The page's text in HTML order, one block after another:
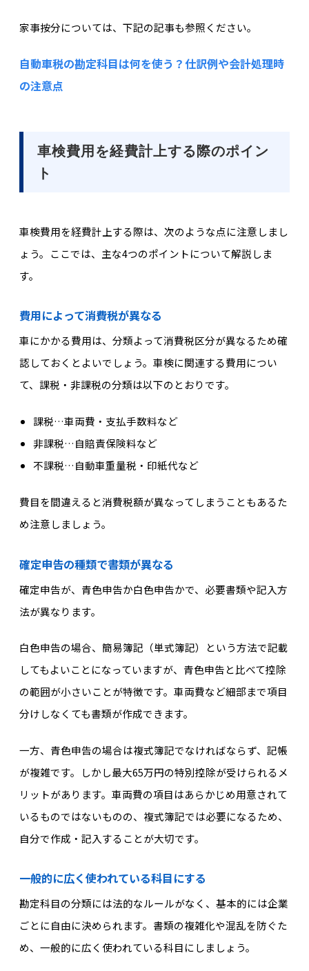
家事按分については、下記の記事も参照ください。
自動車税の勘定科目は何を使う？仕訳例や会計処理時
の注意点
車検費用を経費計上する際のポイン
ト
車検費用を経費計上する際は、次のような点に注意しまし
ょう。ここでは、主な4つのポイントについて解説しま
す。
費用によって消費税が異なる
車にかかる費用は、分類よって消費税区分が異なるため確
認しておくとよいでしょう。車検に関連する費用につい
て、課税・非課税の分類は以下のとおりです。
課税…車両費・支払手数料など
非課税…自賠責保険料など
不課税…自動車重量税・印紙代など
費目を間違えると消費税額が異なってしまうこともあるた
め注意しましょう。
確定申告の種類で書類が異なる
確定申告が、青色申告か白色申告かで、必要書類や記入方
法が異なります。
白色申告の場合、簡易簿記（単式簿記）という方法で記載
してもよいことになっていますが、青色申告と比べて控除
の範囲が小さいことが特徴です。車両費など細部まで項目
分けしなくても書類が作成できます。
一方、青色申告の場合は複式簿記でなければならず、記帳
が複雑です。しかし最大65万円の特別控除が受けられるメ
リットがあります。車両費の項目はあらかじめ用意されて
いるものではないものの、複式簿記では必要になるため、
自分で作成・記入することが大切です。
一般的に広く使われている科目にする
勘定科目の分類には法的なルールがなく、基本的には企業
ごとに自由に決められます。書類の複雑化や混乱を防ぐた
め、一般的に広く使われている科目にしましょう。